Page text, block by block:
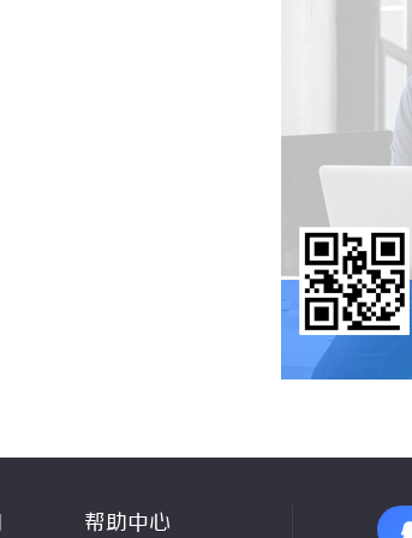
帮助中心